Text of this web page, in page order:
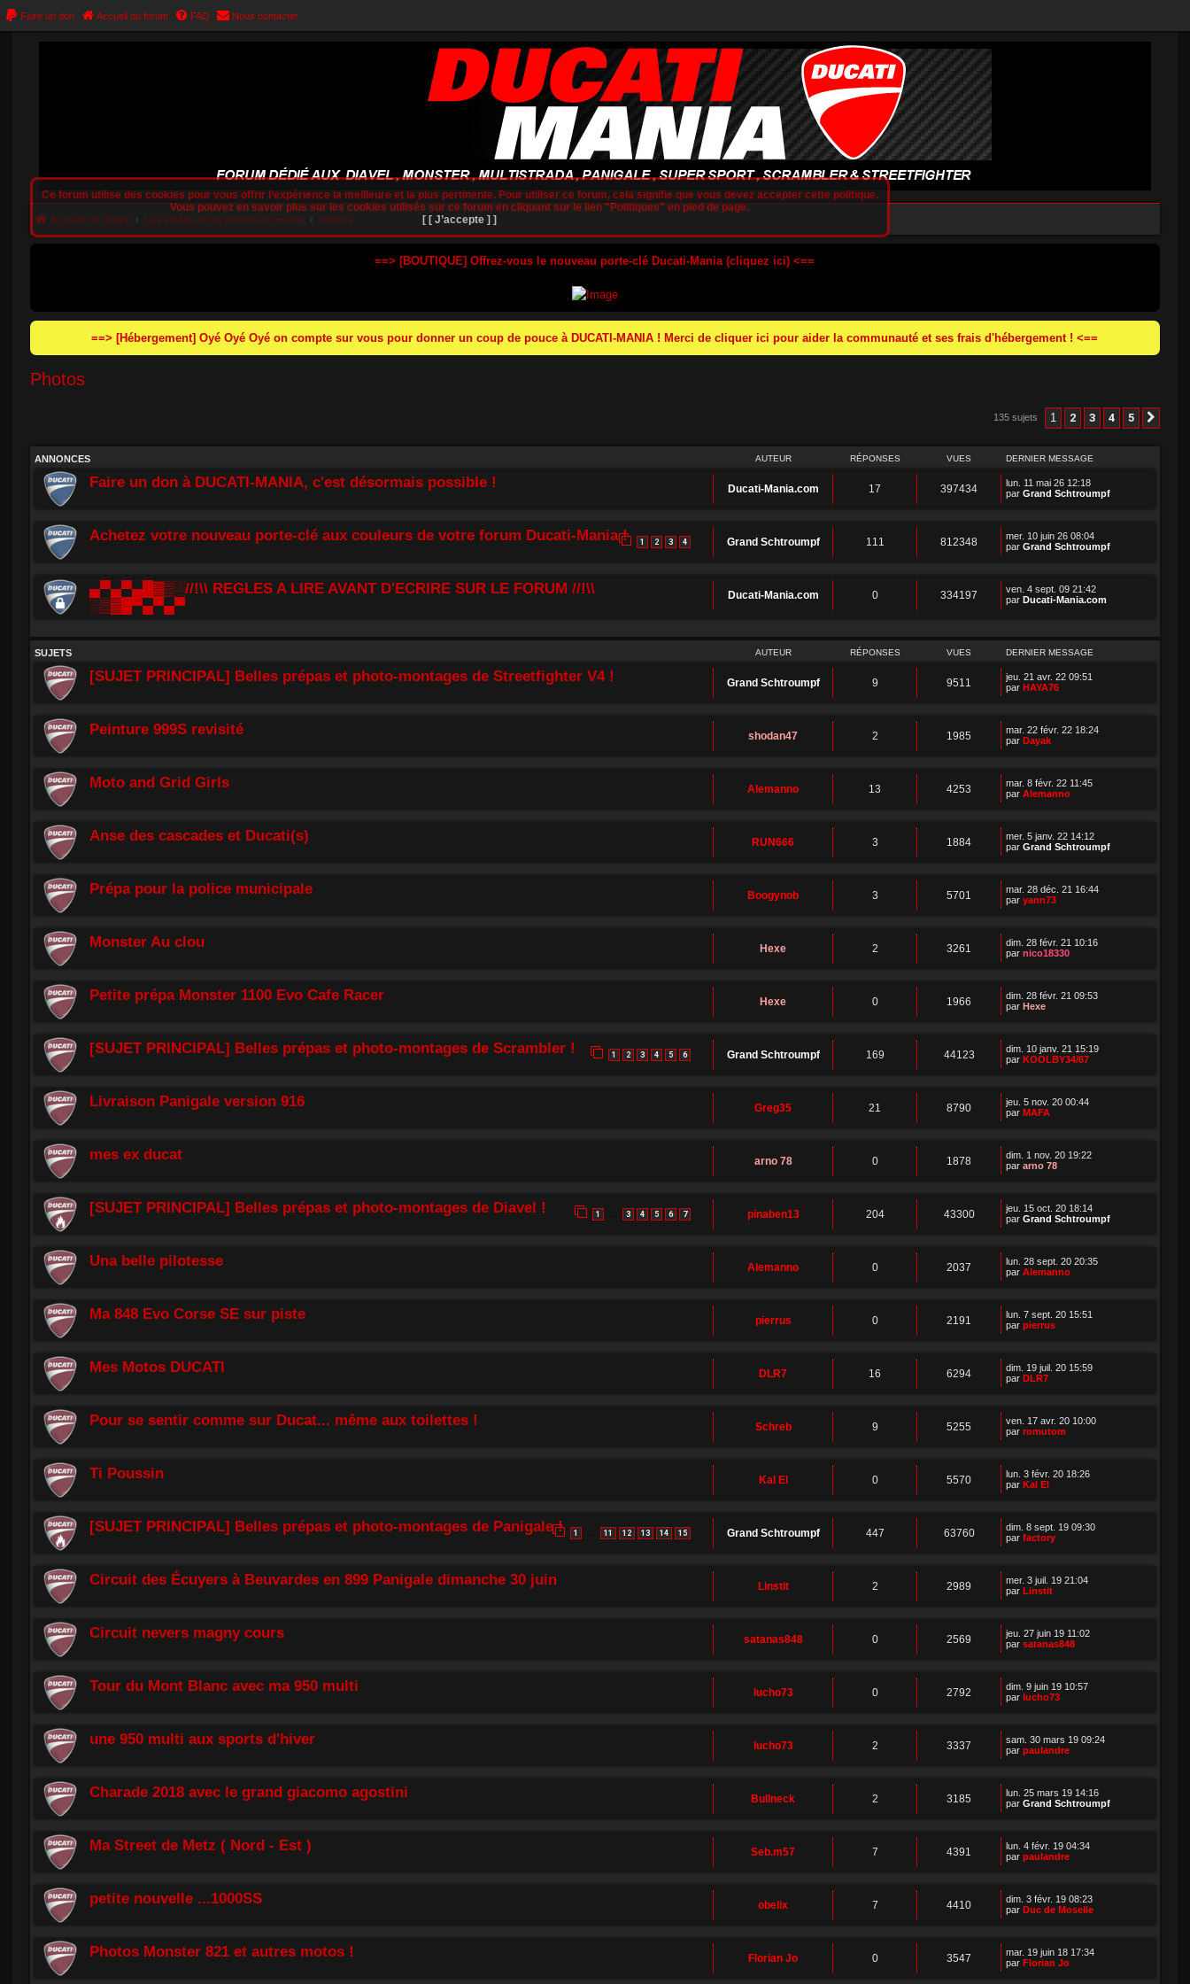
Faire un don Accueil du forum FAQ Nous contacter
Accueil du forum Les vidéos et les photos de motos Photos
==> [BOUTIQUE] Offrez-vous le nouveau porte-clé Ducati-Mania (cliquez ici) <==
==> [Hébergement] Oyé Oyé Oyé on compte sur vous pour donner un coup de pouce à DUCATI-MANIA ! Merci de cliquer ici pour aider la communauté et ses frais d'hébergement ! <==
Photos
135 sujets 1 2 3 4 5
ANNONCES AUTEUR RÉPONSES VUES DERNIER MESSAGE
Faire un don à DUCATI-MANIA, c'est désormais possible ! Ducati-Mania.com 17 397434
lun. 11 mai 26 12:18
parGrand Schtroumpf
Achetez votre nouveau porte-clé aux couleurs de votre forum Ducati-Mania ! 1 2 3 4 Grand Schtroumpf 111 812348
mer. 10 juin 26 08:04
parGrand Schtroumpf
▄▀▄▀▄█▓▒░//!\\ REGLES A LIRE AVANT D'ECRIRE SUR LE FORUM //!\\
░▒▓█▀▄▀▄▀
Ducati-Mania.com 0 334197
ven. 4 sept. 09 21:42
parDucati-Mania.com
SUJETS AUTEUR RÉPONSES VUES DERNIER MESSAGE
[SUJET PRINCIPAL] Belles prépas et photo-montages de Streetfighter V4 ! Grand Schtroumpf 9 9511
jeu. 21 avr. 22 09:51
parHAYA76
Peinture 999S revisité shodan47 2 1985
mar. 22 févr. 22 18:24
parDayak
Moto and Grid Girls Alemanno 13 4253
mar. 8 févr. 22 11:45
parAlemanno
Anse des cascades et Ducati(s) RUN666 3 1884
mer. 5 janv. 22 14:12
parGrand Schtroumpf
Prépa pour la police municipale Boogynob 3 5701
mar. 28 déc. 21 16:44
paryann73
Monster Au clou Hexe 2 3261
dim. 28 févr. 21 10:16
parnico18330
Petite prépa Monster 1100 Evo Cafe Racer Hexe 0 1966
dim. 28 févr. 21 09:53
parHexe
[SUJET PRINCIPAL] Belles prépas et photo-montages de Scrambler ! 1 2 3 4 5 6 Grand Schtroumpf 169 44123
dim. 10 janv. 21 15:19
parKOOLBY34/67
Livraison Panigale version 916 Greg35 21 8790
jeu. 5 nov. 20 00:44
parMAFA
mes ex ducat arno 78 0 1878
dim. 1 nov. 20 19:22
pararno 78
[SUJET PRINCIPAL] Belles prépas et photo-montages de Diavel ! 1 3 4 5 6 7 pinaben13 204 43300
jeu. 15 oct. 20 18:14
parGrand Schtroumpf
Una belle pilotesse Alemanno 0 2037
lun. 28 sept. 20 20:35
parAlemanno
Ma 848 Evo Corse SE sur piste pierrus 0 2191
lun. 7 sept. 20 15:51
parpierrus
Mes Motos DUCATI DLR7 16 6294
dim. 19 juil. 20 15:59
parDLR7
Pour se sentir comme sur Ducat... même aux toilettes ! Schreb 9 5255
ven. 17 avr. 20 10:00
parromutom
Ti Poussin Kal El 0 5570
lun. 3 févr. 20 18:26
parKal El
[SUJET PRINCIPAL] Belles prépas et photo-montages de Panigale ! 1 11 12 13 14 15 Grand Schtroumpf 447 63760
dim. 8 sept. 19 09:30
parfactory
Circuit des Écuyers à Beuvardes en 899 Panigale dimanche 30 juin Linstit 2 2989
mer. 3 juil. 19 21:04
parLinstit
Circuit nevers magny cours satanas848 0 2569
jeu. 27 juin 19 11:02
parsatanas848
Tour du Mont Blanc avec ma 950 multi lucho73 0 2792
dim. 9 juin 19 10:57
parlucho73
une 950 multi aux sports d'hiver lucho73 2 3337
sam. 30 mars 19 09:24
parpaulandre
Charade 2018 avec le grand giacomo agostini Bullneck 2 3185
lun. 25 mars 19 14:16
parGrand Schtroumpf
Ma Street de Metz ( Nord - Est ) Seb.m57 7 4391
lun. 4 févr. 19 04:34
parpaulandre
petite nouvelle ...1000SS obelix 7 4410
dim. 3 févr. 19 08:23
parDuc de Moselle
Photos Monster 821 et autres motos ! Florian Jo 0 3547
mar. 19 juin 18 17:34
parFlorian Jo
Ce forum utilise des cookies pour vous offrir l‘expérience la meilleure et la plus pertinente. Pour utiliser ce forum, cela signifie que vous devez accepter cette politique.
Vous pouvez en savoir plus sur les cookies utilisés sur ce forum en cliquant sur le lien "Politiques" en pied de page.
[ [ J’accepte ] ]